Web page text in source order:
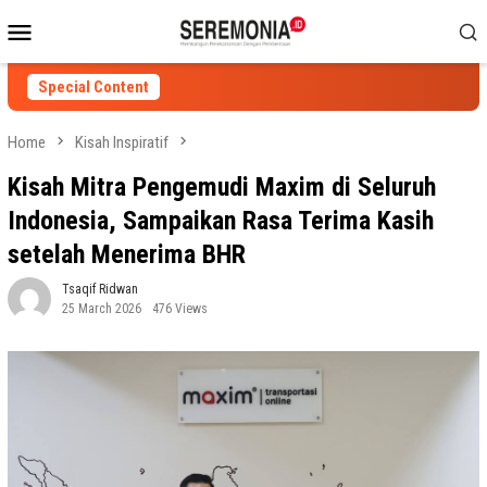
to
contentMenu
Special Content
Home Kisah Inspiratif
Kisah Mitra Pengemudi Maxim di Seluruh
Indonesia, Sampaikan Rasa Terima Kasih
setelah Menerima BHR
Tsaqif Ridwan
25 March 2026
476 Views